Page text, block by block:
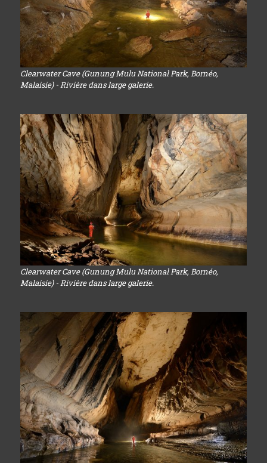
Clearwater Cave (Gunung Mulu National Park, Bornéo,
Malaisie) - Rivière dans large galerie.
Clearwater Cave (Gunung Mulu National Park, Bornéo,
Malaisie) - Rivière dans large galerie.